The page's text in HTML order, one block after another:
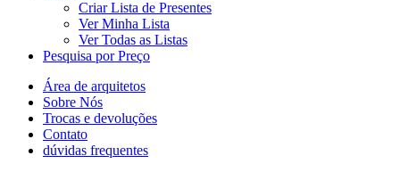
Criar Lista de Presentes
Ver Minha Lista
Ver Todas as Listas
Pesquisa por Preço
Área de arquitetos
Sobre Nós
Trocas e devoluções
Contato
dúvidas frequentes